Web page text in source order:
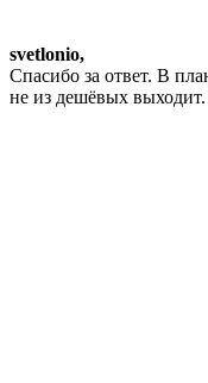
svetlonio,
Спасибо за ответ. В
не из дешёвых выходит.